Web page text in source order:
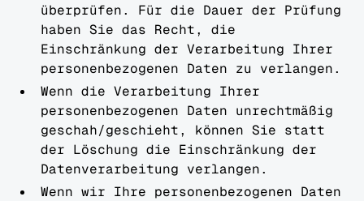
überprüfen. Für die Dauer der Prüfung
haben Sie das Recht, die
Einschränkung der Verarbeitung Ihrer
personenbezogenen Daten zu verlangen.
Wenn die Verarbeitung Ihrer
personenbezogenen Daten unrechtmäßig
geschah/geschieht, können Sie statt
der Löschung die Einschränkung der
Datenverarbeitung verlangen.
Wenn wir Ihre personenbezogenen Daten